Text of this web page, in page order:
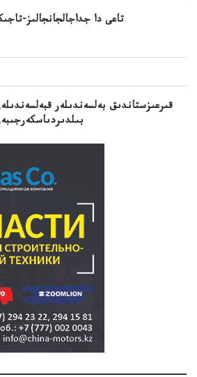
تاعى دا جداجالجانجالىز-
قىرعىزستاندىق بەلسەندىلەر